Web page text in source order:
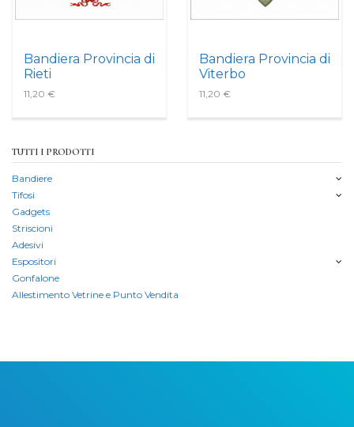
Bandiera Provincia di
Rieti
11,20 €
Bandiera Provincia di
Viterbo
11,20 €
TUTTI I PRODOTTI
Bandiere
Tifosi
Gadgets
Striscioni
Adesivi
Espositori
Gonfalone
Allestimento Vetrine e Punto Vendita